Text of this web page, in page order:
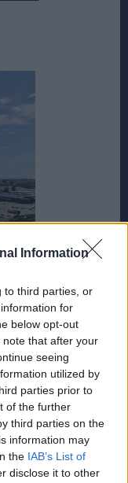
Information
to third parties, or
for
below opt-out
that after your
seeing
utilized by
parties prior to
of the further
third parties on the
information may
the IAB’s List of
disclose it to other